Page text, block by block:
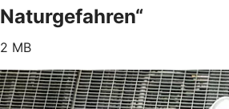
Naturgefahren“
2 MB